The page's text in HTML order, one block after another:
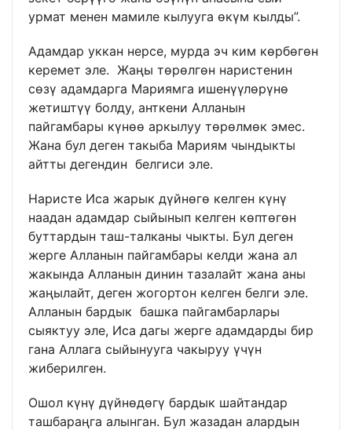
урмат менен мамиле кылууга өкүм кылды”.
Адамдар уккан нерсе, мурда эч ким көрбөгөн
керемет эле. Жаңы төрөлгөн наристенин
сөзү адамдарга Мариямга ишенүүлөрүнө
жетиштүү болду, анткени Алланын
пайгамбары күнөө аркылуу төрөлмөк эмес.
Жана бул деген такыба Мариям чындыкты
айтты дегендин белгиси эле.
Наристе Иса жарык дүйнөгө келген күнү
наадан адамдар сыйынып келген көптөгөн
буттардын таш-талканы чыкты. Бул деген
жерге Алланын пайгамбары келди жана ал
жакында Алланын динин тазалайт жана аны
жаңылайт, деген жогортон келген белги эле.
Алланын бардык башка пайгамбарлары
сыяктуу эле, Иса дагы жерге адамдарды бир
гана Аллага сыйынууга чакыруу үчүн
жиберилген.
Ошол күнү дүйнөдөгү бардык шайтандар
ташбараңга алынган. Бул жазадан алардын